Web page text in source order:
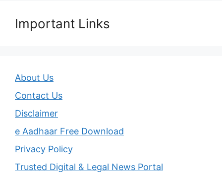
Important Links
About Us
Contact Us
Disclaimer
e Aadhaar Free Download
Privacy Policy
Trusted Digital & Legal News Portal